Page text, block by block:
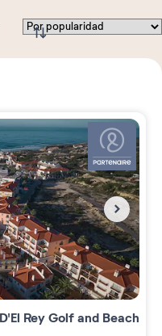
Rey Golf and Beach